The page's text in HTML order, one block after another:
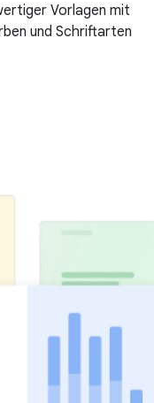
Vorlagen mit
und Schriftarten